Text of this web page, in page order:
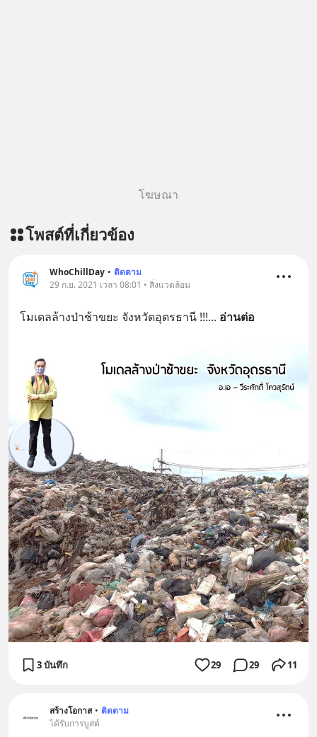
โฆษณา
โพสต์ที่เกี่ยวข้อง
WhoChillDay • ติดตาม
29 ก.ย. 2021 เวลา 08:01 • สิ่งแวดล้อม
โมเดลล้างป่าช้าขยะ จังหวัดอุดรธานี !!!... อ่านต่อ
3 บันทึก 29 29 11
สร้างโอกาส • ติดตาม
ได้รับการบูสต์